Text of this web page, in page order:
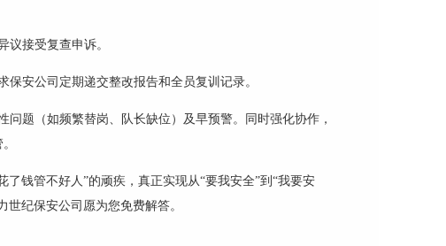
议接受复查申诉。
安公司定期递交整改报告和全员复训记录。
题（如频繁替岗、队长缺位）及早预警。同时强化协作，
了钱管不好人”的顽疾，真正实现从“要我安全”到“我要安
纪保安公司愿为您免费解答。